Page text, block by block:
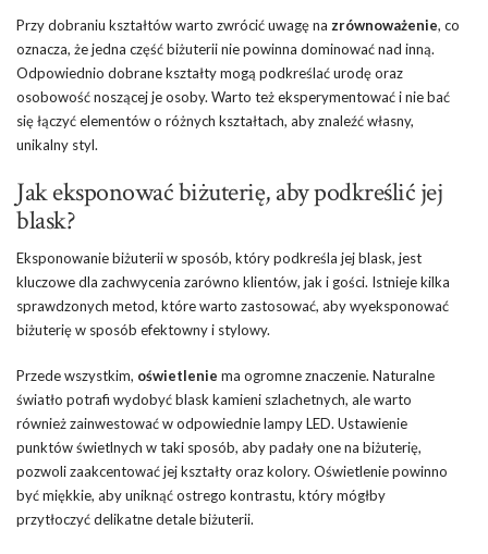
Przy dobraniu kształtów warto zwrócić uwagę na zrównoważenie, co
oznacza, że jedna część biżuterii nie powinna dominować nad inną.
Odpowiednio dobrane kształty mogą podkreślać urodę oraz
osobowość noszącej je osoby. Warto też eksperymentować i nie bać
się łączyć elementów o różnych kształtach, aby znaleźć własny,
unikalny styl.
Jak eksponować biżuterię, aby podkreślić jej
blask?
Eksponowanie biżuterii w sposób, który podkreśla jej blask, jest
kluczowe dla zachwycenia zarówno klientów, jak i gości. Istnieje kilka
sprawdzonych metod, które warto zastosować, aby wyeksponować
biżuterię w sposób efektowny i stylowy.
Przede wszystkim, oświetlenie ma ogromne znaczenie. Naturalne
światło potrafi wydobyć blask kamieni szlachetnych, ale warto
również zainwestować w odpowiednie lampy LED. Ustawienie
punktów świetlnych w taki sposób, aby padały one na biżuterię,
pozwoli zaakcentować jej kształty oraz kolory. Oświetlenie powinno
być miękkie, aby uniknąć ostrego kontrastu, który mógłby
przytłoczyć delikatne detale biżuterii.